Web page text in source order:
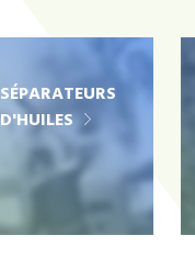
SÉPARATEURS
D'HUILES